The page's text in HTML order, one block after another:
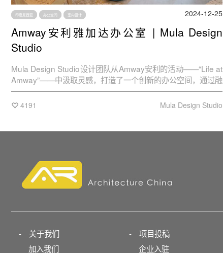
印度尼西亚 办公空间 室内设计 2024-12-25
Amway安利雅加达办公室 | Mula Design
Studio
Mula Design Studio设计团队从Amway安利的活动——“Life at
Amway”——中汲取灵感，打造了一个创新的办公空间，通过融
合舒适、自然和灵活性，让人们每天都能享受到美好时光。
4191 Mula Design Studio
-
关于我们
加入我们
-
项目投稿
企业入驻